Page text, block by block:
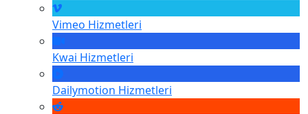
Vimeo Hizmetleri
Kwai Hizmetleri
Dailymotion Hizmetleri